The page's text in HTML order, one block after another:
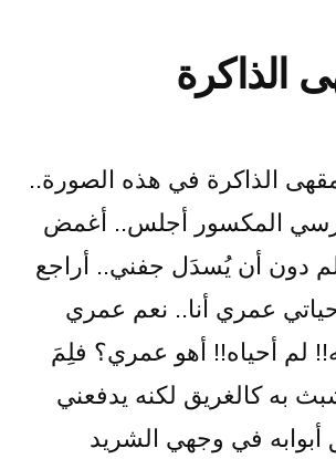
الذاكرة
الذاكرة في هذه الصورة..
المكسور أجلس.. أغمض
دون أن يُسدَل جفني.. أراجع
عمري أنا.. نعم عمري
لم أحياه!! أهو عمري؟ فلِمَ
به كالغريق لكنه يدفعني
أبوابه في وجهي الشريد